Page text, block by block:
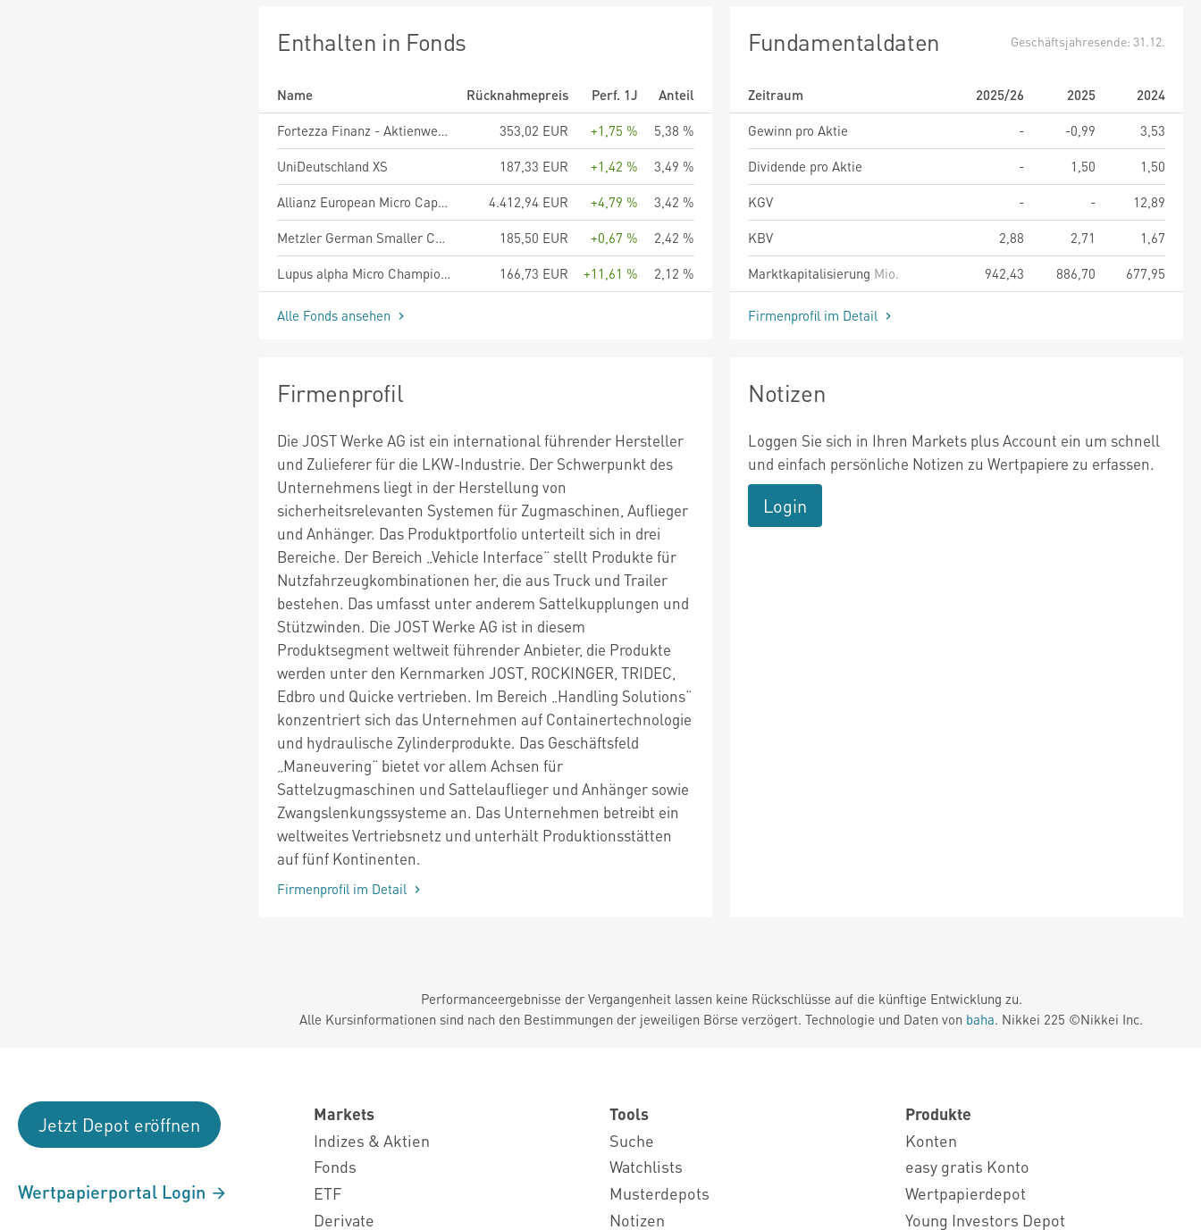
Enthalten in Fonds
Name Rücknahmepreis Perf. 1J
Anteil
Fortezza Finanz - Aktienwerk R
353,02 EUR +1,75 %
5,38 %
UniDeutschland XS
187,33 EUR +1,42 %
3,49 %
Allianz European Micro Cap - IT - EUR
4.412,94 EUR +4,79 %
3,42 %
Metzler German Smaller Companies A
185,50 EUR +0,67 %
2,42 %
Lupus alpha Micro Champions A
166,73 EUR +11,61 % 2,12 %
Alle Fonds ansehen
Fundamentaldaten Geschäftsjahresende: 31.12.
Zeitraum 2025/26 2025
2024
Gewinn pro Aktie
- -0,99
3,53
Dividende pro Aktie
- 1,50
1,50
KGV
- -
12,89
KBV
2,88 2,71
1,67
Marktkapitalisierung Mio. 942,43 886,70 677,95
Firmenprofil im Detail
Firmenprofil
Die JOST Werke AG ist ein international führender Hersteller
und Zulieferer für die LKW-Industrie. Der Schwerpunkt des
Unternehmens liegt in der Herstellung von
sicherheitsrelevanten Systemen für Zugmaschinen, Auflieger
und Anhänger. Das Produktportfolio unterteilt sich in drei
Bereiche. Der Bereich „Vehicle Interface“ stellt Produkte für
Nutzfahrzeugkombinationen her, die aus Truck und Trailer
bestehen. Das umfasst unter anderem Sattelkupplungen und
Stützwinden. Die JOST Werke AG ist in diesem
Produktsegment weltweit führender Anbieter, die Produkte
werden unter den Kernmarken JOST, ROCKINGER, TRIDEC,
Edbro und Quicke vertrieben. Im Bereich „Handling Solutions“
konzentriert sich das Unternehmen auf Containertechnologie
und hydraulische Zylinderprodukte. Das Geschäftsfeld
„Maneuvering“ bietet vor allem Achsen für
Sattelzugmaschinen und Sattelauflieger und Anhänger sowie
Zwangslenkungssysteme an. Das Unternehmen betreibt ein
weltweites Vertriebsnetz und unterhält Produktionsstätten
auf fünf Kontinenten.
Firmenprofil im Detail
Notizen
Loggen Sie sich in Ihren Markets plus Account ein um schnell
und einfach persönliche Notizen zu Wertpapiere zu erfassen.
Login
Performanceergebnisse der Vergangenheit lassen keine Rückschlüsse auf die künftige Entwicklung zu.
Alle Kursinformationen sind nach den Bestimmungen der jeweiligen Börse verzögert. Technologie und Daten von baha. Nikkei 225 ©Nikkei Inc.
Jetzt Depot eröffnen
Wertpapierportal Login
Markets
Indizes & Aktien
Fonds
ETF
Derivate
Tools
Suche
Watchlists
Musterdepots
Notizen
Produkte
Konten
easy gratis Konto
Wertpapierdepot
Young Investors Depot